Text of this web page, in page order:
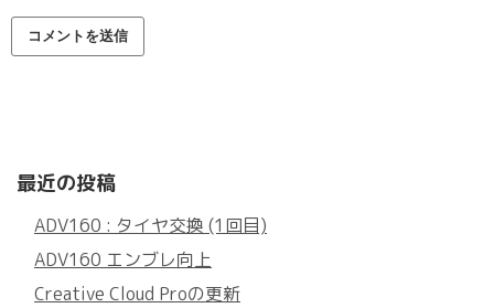
最近の投稿
ADV160 : タイヤ交換 (1回目)
ADV160 エンブレ向上
Creative Cloud Proの更新